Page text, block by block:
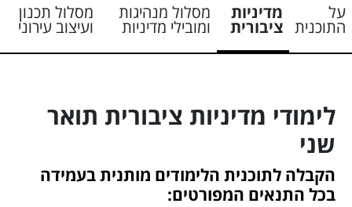
על
התוכנית
מדיניות
ציבורית
מסלול מנהיגות
ומובילי מדיניות
מסלול תכנון
ועיצוב עירוני
לימודי מדיניות ציבורית תואר
שני
הקבלה לתוכנית הלימודים מותנית בעמידה
בכל התנאים המפורטים: